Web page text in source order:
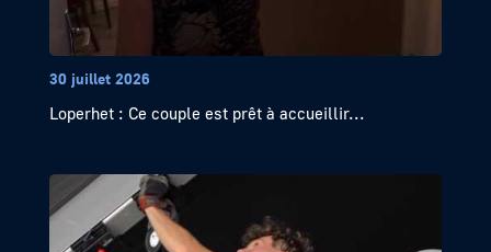
30 juillet 2026
Loperhet : Ce couple est prêt à accueillir...